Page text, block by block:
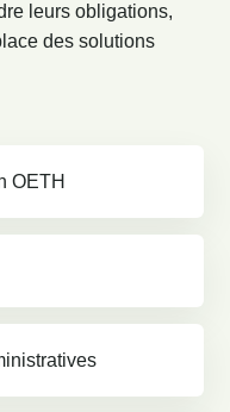
leurs obligations,
des solutions
OETH